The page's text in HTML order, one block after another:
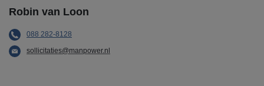
Robin van Loon
088 282-8128
sollicitaties@manpower.nl